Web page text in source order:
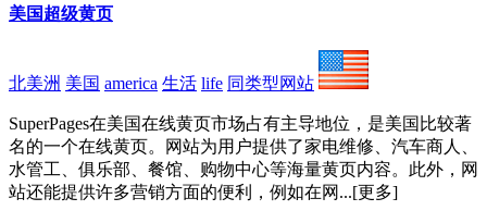
美国超级黄页
北美洲 美国 america 生活 life 同类型网站
SuperPages在美国在线黄页市场占有主导地位，是美国比较著
名的一个在线黄页。网站为用户提供了家电维修、汽车商人、
水管工、俱乐部、餐馆、购物中心等海量黄页内容。此外，网
站还能提供许多营销方面的便利，例如在网...[更多]